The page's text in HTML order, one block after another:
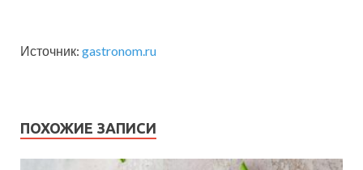
Источник: gastronom.ru
ПОХОЖИЕ ЗАПИСИ